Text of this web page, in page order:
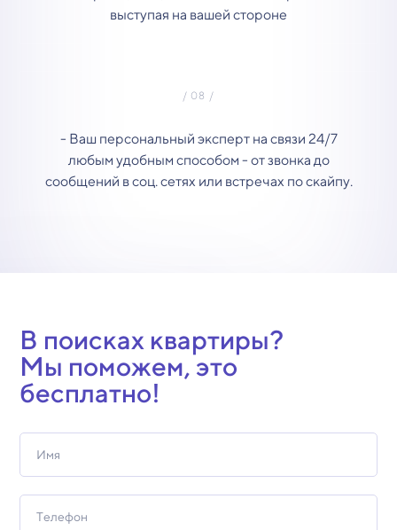
выступая на вашей стороне
- Ваш персональный эксперт на связи 24/7
любым удобным способом - от звонка до
сообщений в соц. сетях или встречах по скайпу.
В поисках квартиры?
Мы поможем, это
бесплатно!